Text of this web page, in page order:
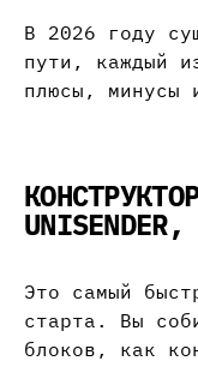
В 2026 году
пути, каждый
плюсы, минусы
Это самый
старта. Вы
блоков, как